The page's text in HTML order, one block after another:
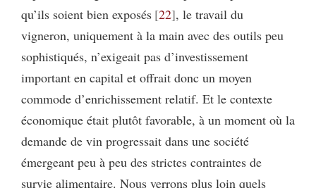
qu’ils soient bien exposés 22 , le travail du
vigneron, uniquement à la main avec des outils peu
sophistiqués, n’exigeait pas d’investissement
important en capital et offrait donc un moyen
commode d’enrichissement relatif. Et le contexte
économique était plutôt favorable, à un moment où la
demande de vin progressait dans une société
émergeant peu à peu des strictes contraintes de
survie alimentaire. Nous verrons plus loin quels